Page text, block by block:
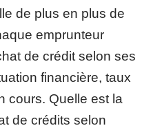
de plus en plus de
emprunteur
de crédit selon ses
financière, taux
cours. Quelle est la
de crédits selon